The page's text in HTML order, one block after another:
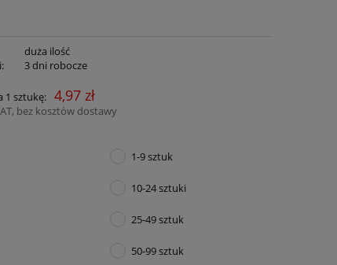
duża ilość
3 dni robocze
1 sztukę: 4,97 zł
bez kosztów dostawy
1-9 sztuk
10-24 sztuki
25-49 sztuk
50-99 sztuk